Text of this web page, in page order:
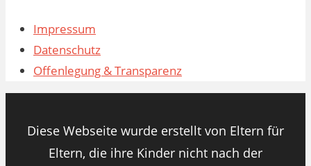
Impressum
Datenschutz
Offenlegung & Transparenz
Diese Webseite wurde erstellt von Eltern für
Eltern, die ihre Kinder nicht nach der